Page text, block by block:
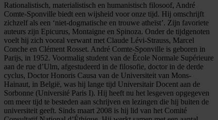
Rationalistisch, materialistisch en humanistisch filosoof, André
Comte-Sponville biedt een wijsheid voor onze tijd. Hij omschrijft
zichzelf als een ‘niet-dogmatische en trouwe atheïst’. Zijn favoriete
auteurs zijn Epicurus, Montaigne en Spinoza. Onder de tijdgenoten
voelt hij zich vooral verwant met Claude Lévi-Strauss, Marcel
Conche en Clément Rosset. André Comte-Sponville is geboren in
Parijs, in 1952. Voormalig student van de École Normale Supérieure
aan de rue d’Ulm, afgestudeerd in de filosofie, doctor in de derde
cyclus, Doctor Honoris Causa van de Universiteit van Mons-
Hainaut, in België, was hij lange tijd Universitair Docent aan de
Sorbonne (Université Paris I). Hij heeft nu het lesgeven opgegeven
om meer tijd te besteden aan schrijven en lezingen die hij buiten de
universiteit geeft. Sinds maart 2008 is hij lid van het Comité